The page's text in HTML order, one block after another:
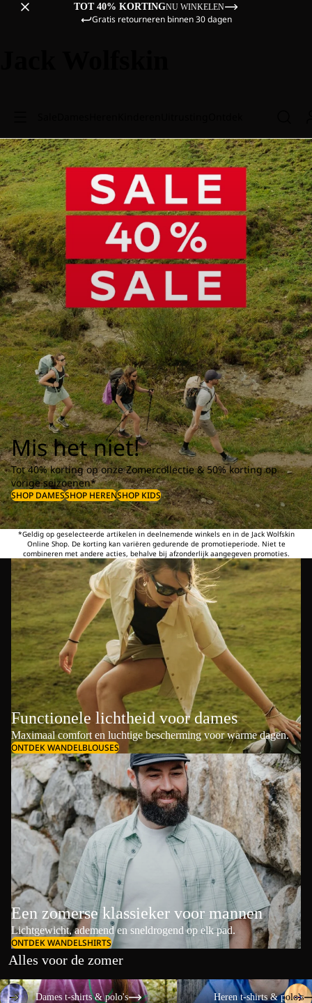
TOT 40% KORTINGNU WINKELEN
Gratis retourneren binnen 30 dagen
Mis het niet!
Tot 40% korting op onze Zomercollectie & 50% korting op
vorige seizoenen*
SHOP DAMESSHOP HERENSHOP KIDS
*Geldig op geselecteerde artikelen in deelnemende winkels en in de Jack Wolfskin
Online Shop. De korting kan variëren gedurende de promotieperiode. Niet te
combineren met andere acties, behalve bij afzonderlijk aangegeven promoties.
Functionele lichtheid voor dames
Maximaal comfort en luchtige bescherming voor warme dagen.
ONTDEK WANDELBLOUSES
Een zomerse klassieker voor mannen
Lichtgewicht, ademend en sneldrogend op elk pad.
ONTDEK WANDELSHIRTS
Alles voor de zomer
Dames t-shirts & polo's
Dames t-shirts & polo's
Heren t-shirts & polo's
Heren t-shirts & polo's